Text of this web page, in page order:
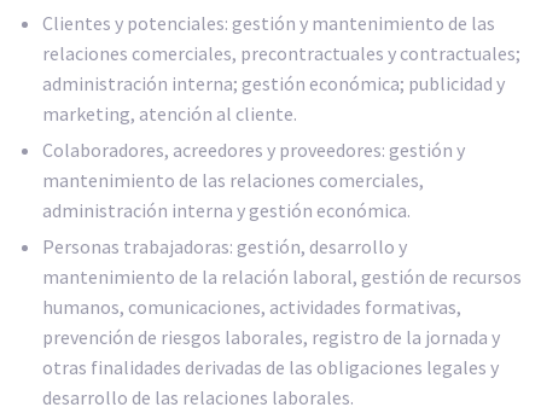
Clientes y potenciales: gestión y mantenimiento de las
relaciones comerciales, precontractuales y contractuales;
administración interna; gestión económica; publicidad y
marketing, atención al cliente.
Colaboradores, acreedores y proveedores: gestión y
mantenimiento de las relaciones comerciales,
administración interna y gestión económica.
Personas trabajadoras: gestión, desarrollo y
mantenimiento de la relación laboral, gestión de recursos
humanos, comunicaciones, actividades formativas,
prevención de riesgos laborales, registro de la jornada y
otras finalidades derivadas de las obligaciones legales y
desarrollo de las relaciones laborales.